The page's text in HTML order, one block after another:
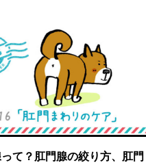
て？肛門腺の絞り方、肛門